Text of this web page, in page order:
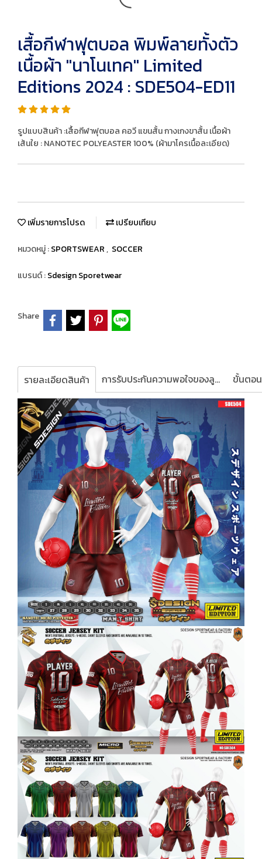
เสื้อกีฬาฟุตบอล พิมพ์ลายทั้งตัว
เนื้อผ้า "นาโนเทค" Limited
Editions 2024 : SDE504-ED11
รูปแบบสินค้า :เสื้อกีฬาฟุตบอล คอวี แขนสั้น กางเกงขาสั้น เนื้อผ้า
เส้นใย : NANOTEC POLYEASTER 100% (ผ้ามาโครเนื้อละเอียด)
เพิ่มรายการโปรด เปรียบเทียบ
หมวดหมู่ :SPORTSWEAR, SOCCER
แบรนด์ :Sdesign Sporetwear
Share
รายละเอียดสินค้า การรับประกันความพอใจของลูกค้า